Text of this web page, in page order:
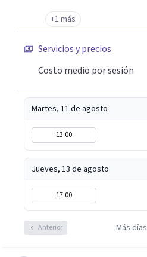
+1 más
Servicios y precios
Costo medio por sesión
Martes, 11 de agosto
13:00
Jueves, 13 de agosto
17:00
Anterior Más días